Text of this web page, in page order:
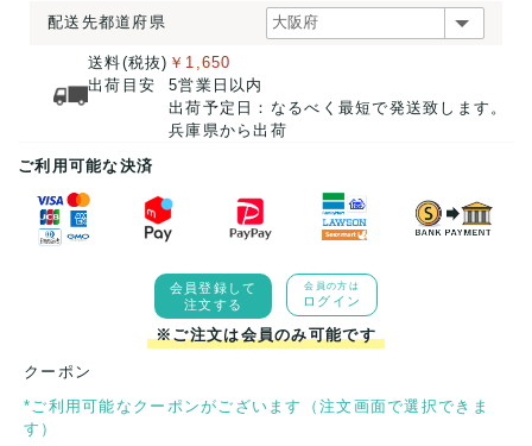
配送先都道府県
送料(税抜)
出荷目安
￥1,650
5営業日以内
出荷予定日：なるべく最短で発送致します。
兵庫県から出荷
ご利用可能な決済
会員登録して
注文する
会員の方は
ログイン
※ご注文は会員のみ可能です
クーポン
*ご利用可能なクーポンがございます（注文画面で選択できま
す）